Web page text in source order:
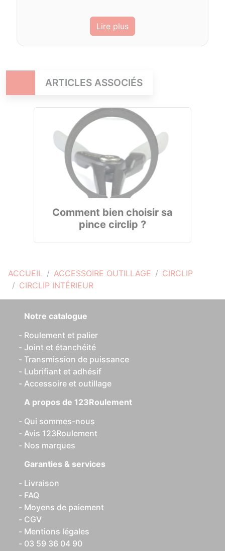
ACCUEIL ACCESSOIRE OUTILLAGE
CIRCLIP
CIRCLIP INTÉRIEUR
Lire plus
ARTICLES ASSOCIÉS
Comment bien choisir sa
pince circlip ?
Notre catalogue
Roulement et palier
Joint et étanchéité
Transmission de puissance
Lubrifiant et adhésif
Accessoire et outillage
A propos de 123Roulement
Qui sommes-nous
Avis 123Roulement
Nos marques
Garanties & services
Livraison
FAQ
Moyens de paiement
CGV
Mentions légales
03 59 36 04 90